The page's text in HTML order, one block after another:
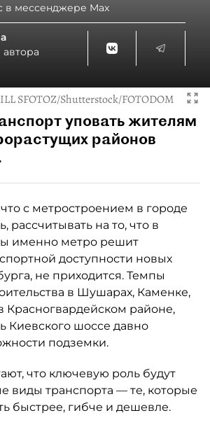
в мессенджере Max
SFOTOZ/Shutterstock/FOTODOM
уповать жителям
районов
с метростроением в городе
рассчитывать на то, что в
именно метро решит
доступности новых
не приходится. Темпы
в Шушарах, Каменке,
Красногвардейском районе,
Киевского шоссе давно
подземки.
что ключевую роль будут
виды транспорта — те, которые
быстрее, гибче и дешевле.